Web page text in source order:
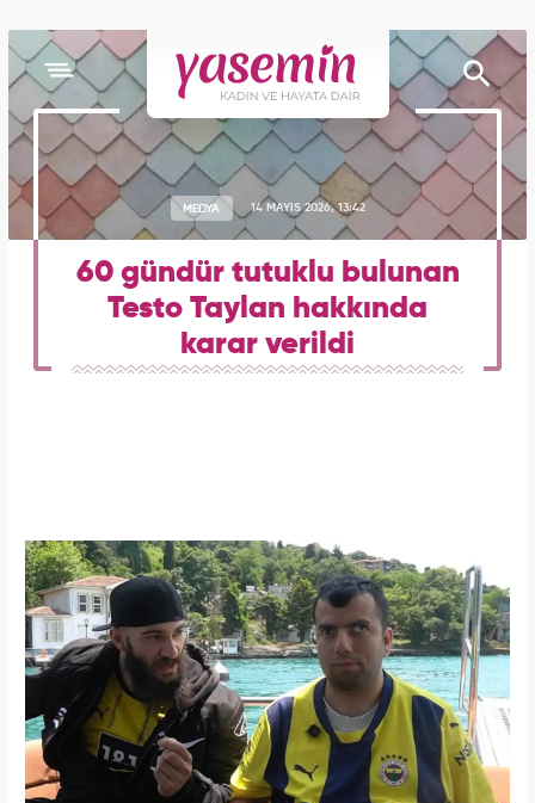
MEDYA 14 MAYIS 2026, 13:42
60 gündür tutuklu bulunan
Testo Taylan hakkında
karar verildi